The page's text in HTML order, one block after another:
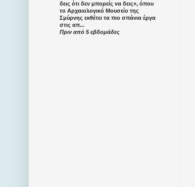
δεις ότι δεν μπορείς να δεις», όπου
το Αρχαιολογικό Μουσείο της
Σμύρνης εκθέτει τα πιο σπάνια έργα
στις απ...
Πριν από 5 εβδομάδες